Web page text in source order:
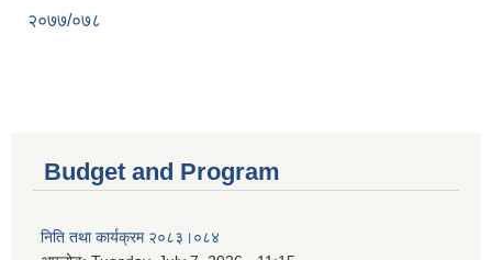
२०७७/०७८
Budget and Program
निति तथा कार्यक्रम २०८३।०८४